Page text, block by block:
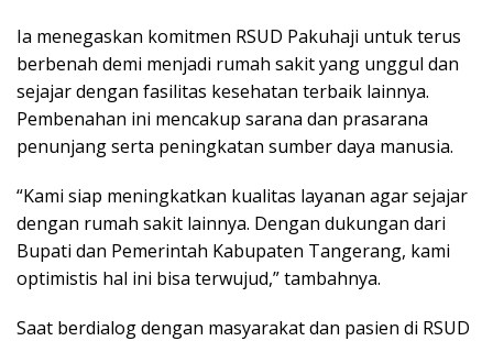
Ia menegaskan komitmen RSUD Pakuhaji untuk terus
berbenah demi menjadi rumah sakit yang unggul dan
sejajar dengan fasilitas kesehatan terbaik lainnya.
Pembenahan ini mencakup sarana dan prasarana
penunjang serta peningkatan sumber daya manusia.
“Kami siap meningkatkan kualitas layanan agar sejajar
dengan rumah sakit lainnya. Dengan dukungan dari
Bupati dan Pemerintah Kabupaten Tangerang, kami
optimistis hal ini bisa terwujud,” tambahnya.
Saat berdialog dengan masyarakat dan pasien di RSUD